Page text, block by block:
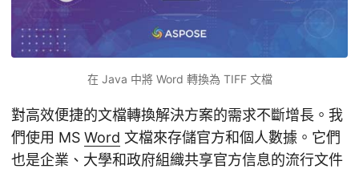
在 Java 中將 Word 轉換為 TIFF 文檔
對高效便捷的文檔轉換解決方案的需求不斷增長。我
們使用 MS Word 文檔來存儲官方和個人數據。它們
也是企業、大學和政府組織共享官方信息的流行文件